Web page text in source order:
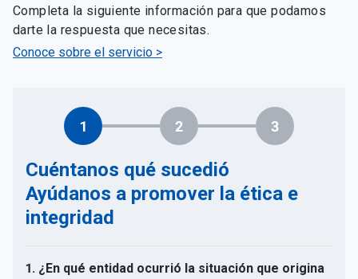
Completa la siguiente información para que podamos
darte la respuesta que necesitas.
Conoce sobre el servicio >
1 2 3
Cuéntanos qué sucedió
Ayúdanos a promover la ética e
integridad
1. ¿En qué entidad ocurrió la situación que origina